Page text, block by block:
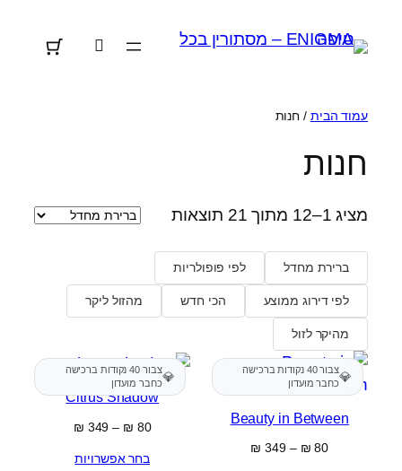
לתוכן
עמוד הבית / חנות
חנות
מציג 1–12 מתוך 21 תוצאות
ברירת מחדל לפי פופולריות
לפי דירוג ממוצע הכי חדש מהזול ליקר
מהיקר לזול
Beauty in Between
₪ 80
–
₪ 349
טווח
💎
צבור 40 נקודות ברכישה
כחבר מועדון
Citrus Shadow
₪ 80
–
₪ 349
בחר אפשרויות
💎
צבור 40 נקודות ברכישה
כחבר מועדון